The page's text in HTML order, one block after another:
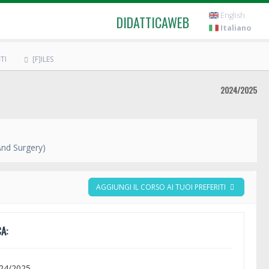
DIDATTICAWEB
English
Italiano
[F]ILES
2024/2025
Surgery)
AGGIUNGI IL CORSO AI TUOI PREFERITI